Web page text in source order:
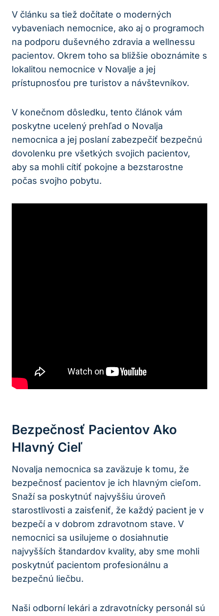
V článku sa tiež dočítate o moderných
vybaveniach nemocnice, ako aj o programoch
na podporu duševného zdravia a wellnessu
pacientov. Okrem toho sa bližšie oboznámite s
lokalitou nemocnice v Novalje a jej
prístupnosťou pre turistov a návštevníkov.
V konečnom dôsledku, tento článok vám
poskytne ucelený prehľad o Novalja
nemocnica a jej poslaní zabezpečiť bezpečnú
dovolenku pre všetkých svojich pacientov,
aby sa mohli cítiť pokojne a bezstarostne
počas svojho pobytu.
Bezpečnosť Pacientov Ako
Hlavný Cieľ
Novalja nemocnica sa zaväzuje k tomu, že
bezpečnosť pacientov je ich hlavným cieľom.
Snaží sa poskytnúť najvyššiu úroveň
starostlivosti a zaisťeniť, že každý pacient je v
bezpečí a v dobrom zdravotnom stave. V
nemocnici sa usilujeme o dosiahnutie
najvyšších štandardov kvality, aby sme mohli
poskytnúť pacientom profesionálnu a
bezpečnú liečbu.
Naši odborní lekári a zdravotnícky personál sú